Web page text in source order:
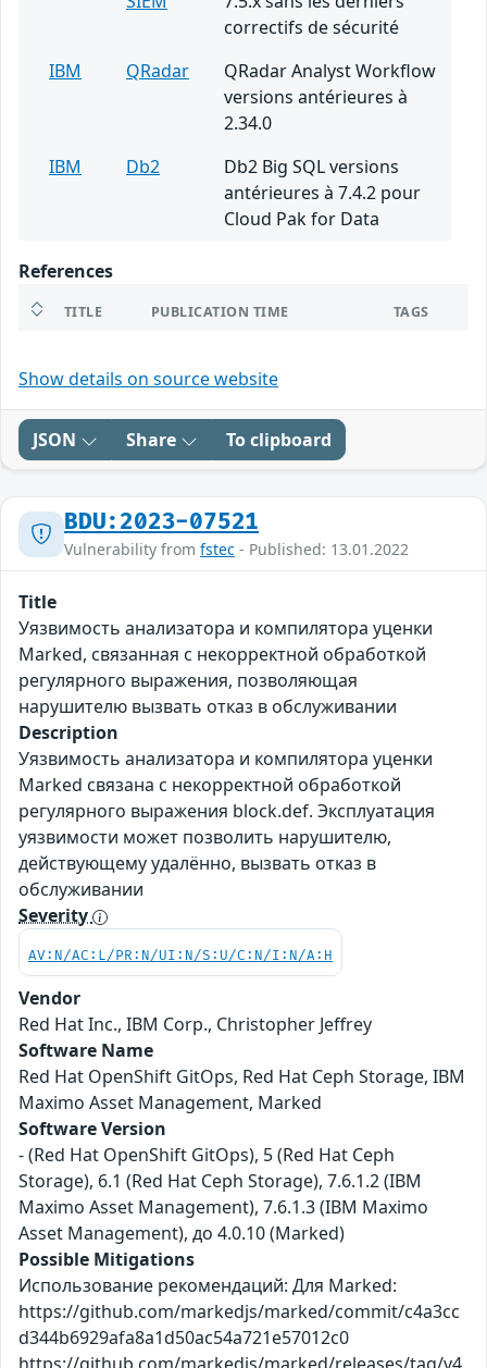
correctifs de sécurité
IBM
QRadar
QRadar Analyst Workflow
versions antérieures à
2.34.0
IBM
Db2
Db2 Big SQL versions
antérieures à 7.4.2 pour
Cloud Pak for Data
References
TITLE PUBLICATION TIME TAGS
Show details on source website
JSON Share To clipboard
BDU:2023-07521
Vulnerability from fstec - Published: 13.01.2022
Title
Уязвимость анализатора и компилятора уценки
Marked, связанная с некорректной обработкой
регулярного выражения, позволяющая
нарушителю вызвать отказ в обслуживании
Description
Уязвимость анализатора и компилятора уценки
Marked связана с некорректной обработкой
регулярного выражения block.def. Эксплуатация
уязвимости может позволить нарушителю,
действующему удалённо, вызвать отказ в
обслуживании
Severity
AV:N/AC:L/PR:N/UI:N/S:U/C:N/I:N/A:H
Vendor
Red Hat Inc., IBM Corp., Christopher Jeffrey
Software Name
Red Hat OpenShift GitOps, Red Hat Ceph Storage, IBM
Maximo Asset Management, Marked
Software Version
- (Red Hat OpenShift GitOps), 5 (Red Hat Ceph
Storage), 6.1 (Red Hat Ceph Storage), 7.6.1.2 (IBM
Maximo Asset Management), 7.6.1.3 (IBM Maximo
Asset Management), до 4.0.10 (Marked)
Possible Mitigations
Использование рекомендаций: Для Marked:
https://github.com/markedjs/marked/commit/c4a3cc
d344b6929afa8a1d50ac54a721e57012c0